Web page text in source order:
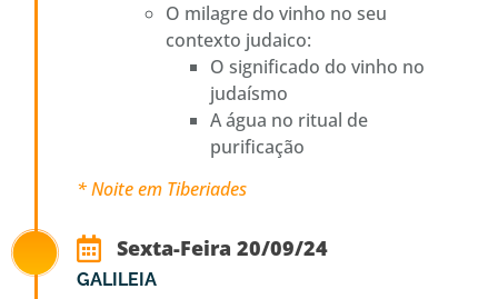
O milagre do vinho no seu
contexto judaico:
O significado do vinho no
judaísmo
A água no ritual de
purificação
* Noite em Tiberiades
Sexta-Feira 20/09/24
GALILEIA